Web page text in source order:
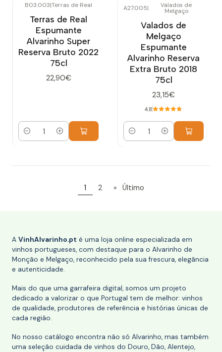
B03.003|Terras de Real
Terras de Real
Espumante
Alvarinho Super
Reserva Bruto 2022
75cl
22,90€
Quantidade
A27.005| Valados de
Melgaço
Valados de
Melgaço
Espumante
Alvarinho Reserva
Extra Bruto 2018
75cl
23,15€
4.8
Quantidade
1 2 » Último
A VinhAlvarinho.pt é uma loja online especializada em
vinhos portugueses, com destaque para o Alvarinho de
Monção e Melgaço, reconhecido pela sua frescura, elegância
e autenticidade.
Mais do que uma garrafeira digital, somos um projeto
dedicado a valorizar o que Portugal tem de melhor: vinhos
de qualidade, produtores de referência e histórias únicas de
cada região.
No nosso catálogo encontra não só Alvarinho, mas também
uma seleção cuidada de vinhos do Douro, Dão, Alentejo,